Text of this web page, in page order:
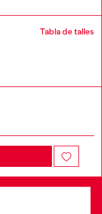
Tabla de talles